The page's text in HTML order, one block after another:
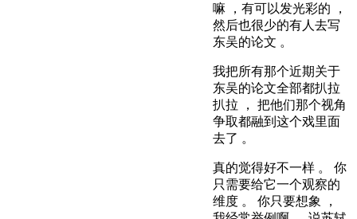
嘛 ，有可以发光彩的 ，
然后也很少的有人去写
东吴的论文 。
我把所有那个近期关于
东吴的论文全部都扒拉
扒拉 ， 把他们那个视角
争取都融到这个戏里面
去了 。
真的觉得好不一样 。 你
只需要给它一个观察的
维度 。 你只要想象 ，